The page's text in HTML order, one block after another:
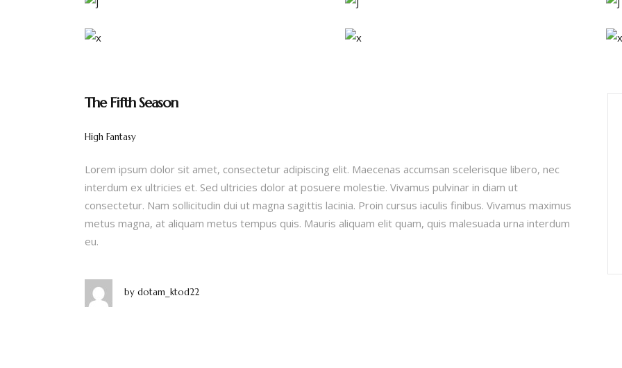
The Fifth Season
High Fantasy
Lorem ipsum dolor sit amet, consectetur adipiscing elit. Maecenas accumsan scelerisque libero, nec
interdum ex ultricies et. Sed ultricies dolor at posuere molestie. Vivamus pulvinar in diam ut
consectetur. Nam sollicitudin dui ut magna sagittis lacinia. Proin cursus iaculis finibus. Vivamus maximus
metus magna, at aliquam metus tempus quis. Mauris aliquam elit quam, quis malesuada urna interdum
eu.
by dotam_ktod22